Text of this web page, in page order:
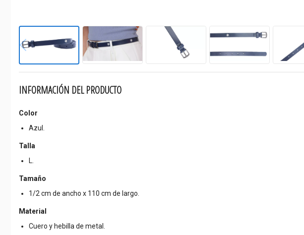
INFORMACIÓN DEL PRODUCTO
Color
Azul.
Talla
L.
Tamaño
1/2 cm de ancho x 110 cm de largo.
Material
Cuero y hebilla de metal.